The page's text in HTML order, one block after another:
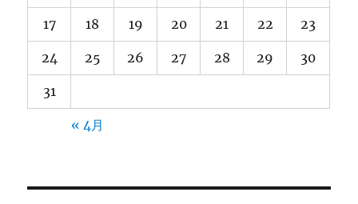
17 18 19 20 21 22 23
24 25 26 27 28 29 30
31
« 4月